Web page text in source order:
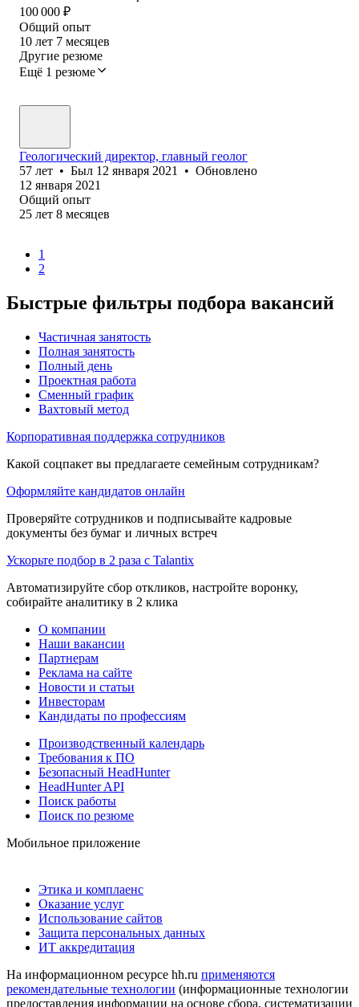
100 000 ₽
Общий опыт
10 лет 7 месяцев
Другие резюме
Ещё 1 резюме
Геологический директор, главный геолог
57 лет • Был 12 января 2021 • Обновлено
12 января 2021
Общий опыт
25 лет 8 месяцев
1
2
Быстрые фильтры подбора вакансий
Частичная занятость
Полная занятость
Полный день
Проектная работа
Сменный график
Вахтовый метод
Корпоративная поддержка сотрудников
Какой соцпакет вы предлагаете семейным сотрудникам?
Оформляйте кандидатов онлайн
Проверяйте сотрудников и подписывайте кадровые
документы без бумаг и личных встреч
Ускорьте подбор в 2 раза с Talantix
Автоматизируйте сбор откликов, настройте воронку,
собирайте аналитику в 2 клика
О компании
Наши вакансии
Партнерам
Реклама на сайте
Новости и статьи
Инвесторам
Кандидаты по профессиям
Производственный календарь
Требования к ПО
Безопасный HeadHunter
HeadHunter API
Поиск работы
Поиск по резюме
Мобильное приложение
Этика и комплаенс
Оказание услуг
Использование сайтов
Защита персональных данных
ИТ аккредитация
На информационном ресурсе hh.ru применяются
рекомендательные технологии (информационные технологии
предоставления информации на основе сбора, систематизации